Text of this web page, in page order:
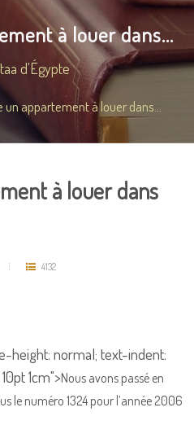
à louer dans...
d'Égypte
un appartement à louer dans...
à louer dans
4132
height: normal; text-indent:
1cm">Nous avons passé en
le numéro 1324 pour l’année 2006